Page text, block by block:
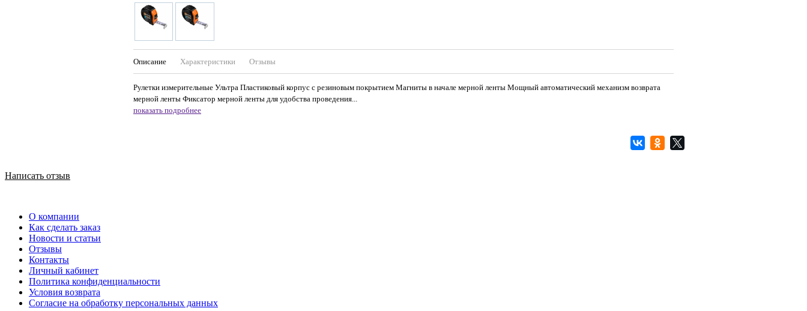
Описание Характеристики Отзывы
Рулетки измерительные Ультра Пластиковый корпус с резиновым покрытием Магниты в начале мерной ленты Мощный автоматический механизм возврата
мерной ленты Фиксатор мерной ленты для удобства проведения...
показать подробнее
Написать отзыв
О компании
Как сделать заказ
Новости и статьи
Отзывы
Контакты
Личный кабинет
Политика конфиденциальности
Условия возврата
Согласие на обработку персональных данных